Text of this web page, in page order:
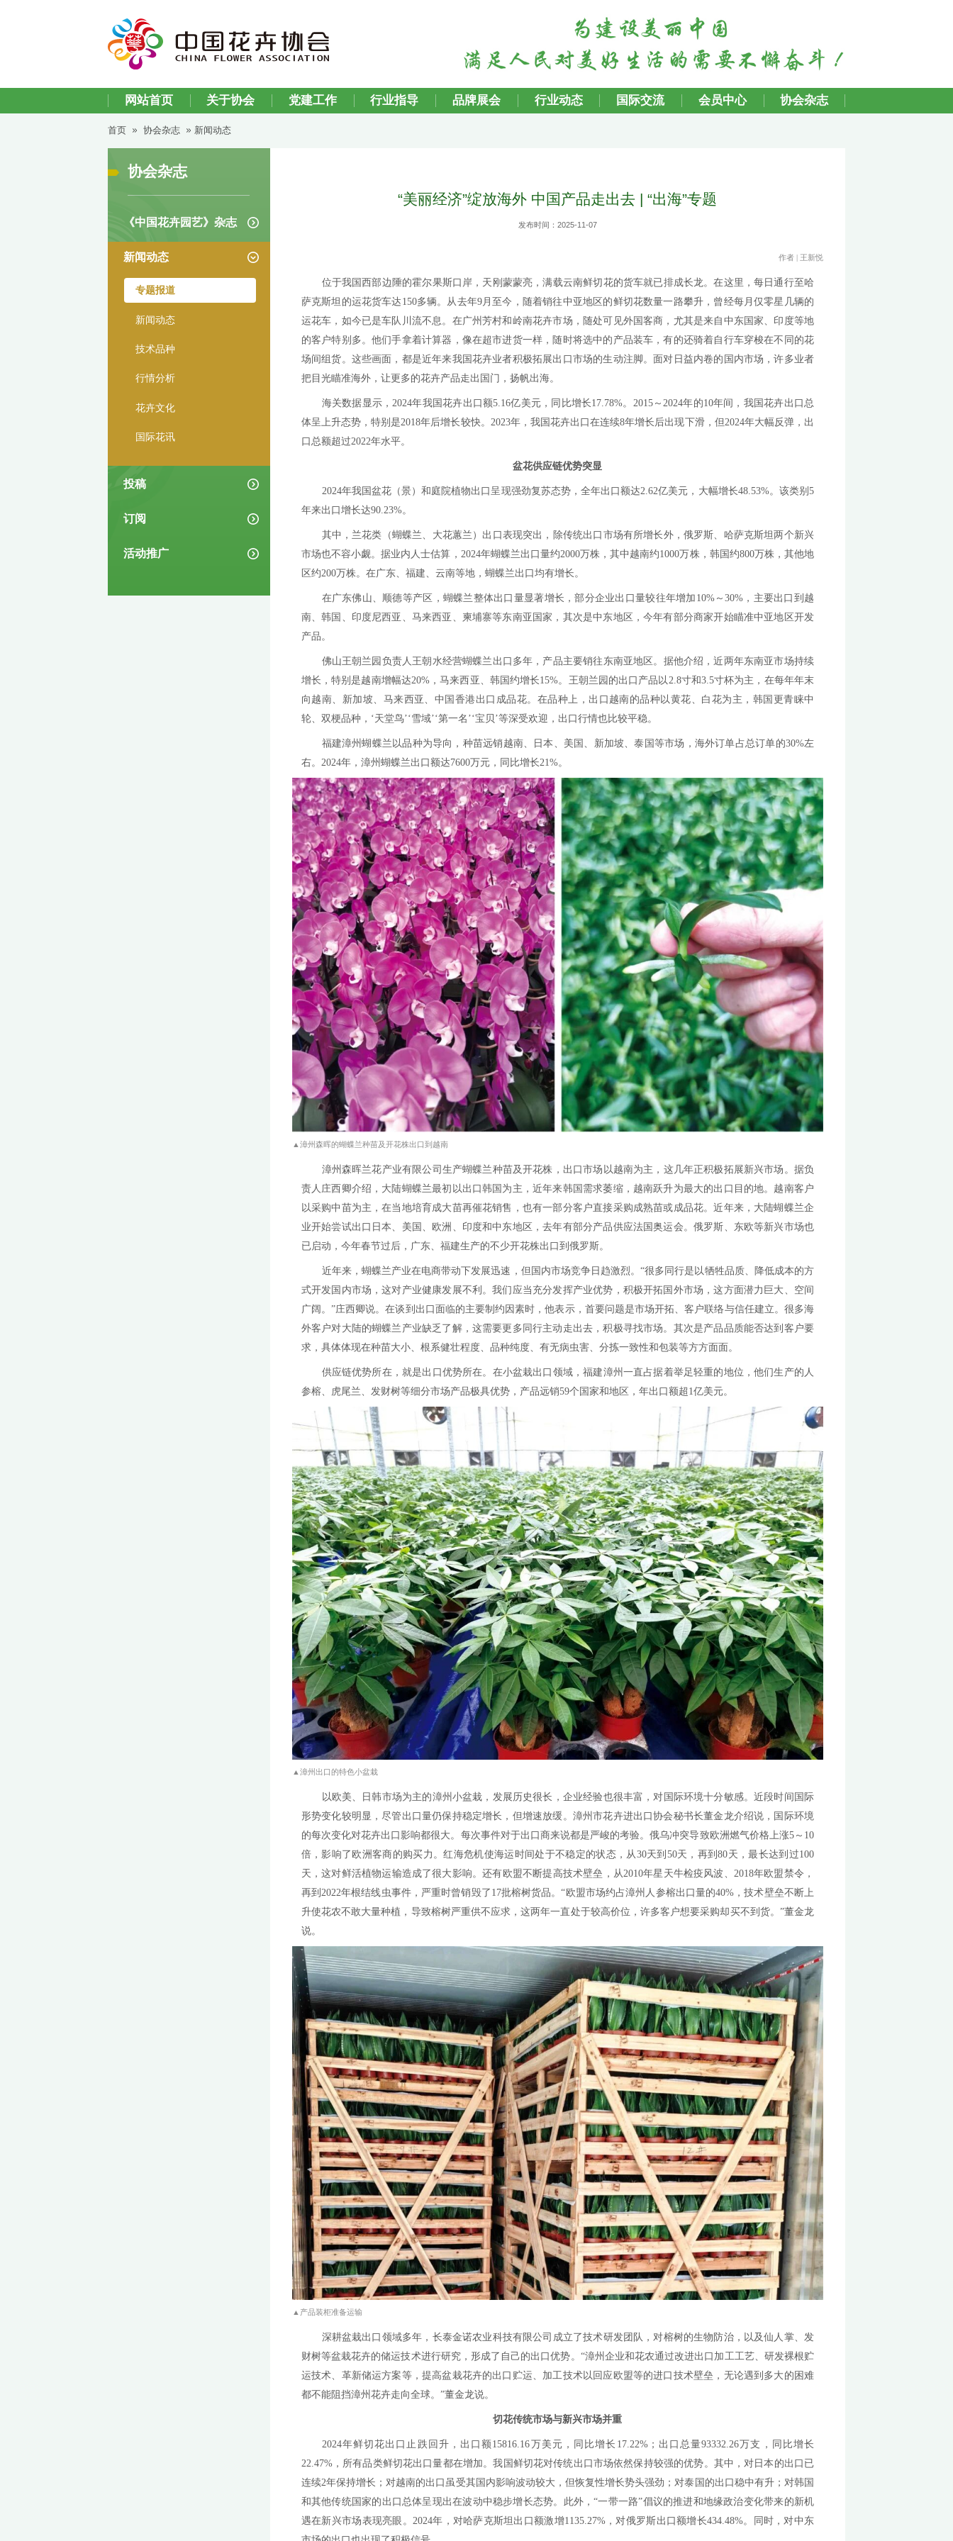
网站首页
首页 协会杂志
协会杂志
《中国花卉园艺》杂志
新闻动态
技术品种
“美丽经济”绽放海外 中国产品走出去 | “出海”专题
发布时间：2025-11-07
位于我国西部边陲的霍尔果斯口岸，天刚蒙蒙亮，满载云南鲜切花的货车就已排成长龙。在这里，
萨克斯坦的运花货车达150多辆。从去年9月至今，随着销往中亚地区的鲜切花数量一路攀升，曾经每月
运花车，如今已是车队川流不息。在广州芳村和岭南花卉市场，随处可见外国客商，尤其是来自中东国
的客户特别多。他们手拿着计算器，像在超市进货一样，随时将选中的产品装车，有的还骑着自行车穿
场间组货。这些画面，都是近年来我国花卉业者积极拓展出口市场的生动注脚。面对日益内卷的国内市
把目光瞄准海外，让更多的花卉产品走出国门，扬帆出海。
体呈上升态势，特别是2018年后增长较快。2023年，我国花卉出口在连续8年增长后出现下滑，但2024年
口总额超过2022年水平。
2024年我国盆花（景）和庭院植物出口呈现强劲复苏态势，全年出口额达2.62亿美元，大幅增长
其中，兰花类（蝴蝶兰、大花蕙兰）出口表现突出，除传统出口市场有所增长外，俄罗斯、哈萨克
市场也不容小觑。据业内人士估算，2024年蝴蝶兰出口量约2000万株，其中越南约1000万株，韩国约800
区约200万株。在广东、福建、云南等地，蝴蝶兰出口均有增长。
在广东佛山、顺德等产区，蝴蝶兰整体出口量显著增长，部分企业出口量较往年增加10%～30%，
南、韩国、印度尼西亚、马来西亚、柬埔寨等东南亚国家，其次是中东地区，今年有部分商家开始瞄准
产品。
佛山王朝兰园负责人王朝水经营蝴蝶兰出口多年，产品主要销往东南亚地区。据他介绍，近两年东
增长，特别是越南增幅达20%，马来西亚、韩国约增长15%。王朝兰园的出口产品以2.8寸和3.5寸杯为主
向越南、新加坡、马来西亚、中国香港出口成品花。在品种上，出口越南的品种以黄花、白花为主，
轮、双梗品种，‘天堂鸟’‘雪域’‘第一名’‘宝贝’等深受欢迎，出口行情也比较平稳。
福建漳州蝴蝶兰以品种为导向，种苗远销越南、日本、美国、新加坡、泰国等市场，海外订单占总
右。2024年，漳州蝴蝶兰出口额达7600万元，同比增长21%。
▲漳州森晖的蝴蝶兰种苗及开花株出口到越南
漳州森晖兰花产业有限公司生产蝴蝶兰种苗及开花株，出口市场以越南为主，这几年正积极拓展新
责人庄西卿介绍，大陆蝴蝶兰最初以出口韩国为主，近年来韩国需求萎缩，越南跃升为最大的出口目的
以采购中苗为主，在当地培育成大苗再催花销售，也有一部分客户直接采购成熟苗或成品花。近年来，
业开始尝试出口日本、美国、欧洲、印度和中东地区，去年有部分产品供应法国奥运会。俄罗斯、东欧
已启动，今年春节过后，广东、福建生产的不少开花株出口到俄罗斯。
近年来，蝴蝶兰产业在电商带动下发展迅速，但国内市场竞争日趋激烈。“很多同行是以牺牲品质、
式开发国内市场，这对产业健康发展不利。我们应当充分发挥产业优势，积极开拓国外市场，这方面潜
广阔。”庄西卿说。在谈到出口面临的主要制约因素时，他表示，首要问题是市场开拓、客户联络与信任
外客户对大陆的蝴蝶兰产业缺乏了解，这需要更多同行主动走出去，积极寻找市场。其次是产品品质能
求，具体体现在种苗大小、根系健壮程度、品种纯度、有无病虫害、分拣一致性和包装等方方面面。
供应链优势所在，就是出口优势所在。在小盆栽出口领域，福建漳州一直占据着举足轻重的地位，
参榕、虎尾兰、发财树等细分市场产品极具优势，产品远销59个国家和地区，年出口额超1亿美元。
▲漳州出口的特色小盆栽
以欧美、日韩市场为主的漳州小盆栽，发展历史很长，企业经验也很丰富，对国际环境十分敏感。
形势变化较明显，尽管出口量仍保持稳定增长，但增速放缓。漳州市花卉进出口协会秘书长董金龙介绍
的每次变化对花卉出口影响都很大。每次事件对于出口商来说都是严峻的考验。俄乌冲突导致欧洲燃气价
天，这对鲜活植物运输造成了很大影响。还有欧盟不断提高技术壁垒，从2010年星天牛检疫风波、2018
再到2022年根结线虫事件，严重时曾销毁了17批榕树货品。“欧盟市场约占漳州人参榕出口量的40%，技
升使花农不敢大量种植，导致榕树严重供不应求，这两年一直处于较高价位，许多客户想要采购却买不到